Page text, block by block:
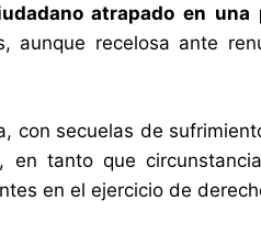
atrapado en una
aunque recelosa ante
con secuelas de
en tanto que
en el ejercicio de